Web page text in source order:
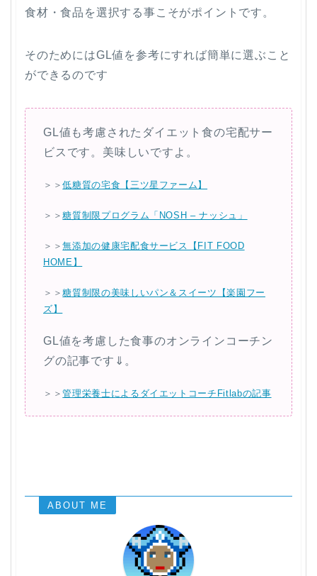
食材・食品を選択する事こそがポイントです。
そのためにはGL値を参考にすれば簡単に選ぶこと
ができるのです
GL値も考慮されたダイエット食の宅配サー
ビスです。美味しいですよ。
＞＞低糖質の宅食【三ツ星ファーム】
＞＞糖質制限プログラム「NOSH – ナッシュ」
＞＞無添加の健康宅配食サービス【FIT FOOD
HOME】
＞＞糖質制限の美味しいパン＆スイーツ【楽園フー
ズ】
GL値を考慮した食事のオンラインコーチン
グの記事です⇓。
＞＞管理栄養士によるダイエットコーチFitlabの記事
ABOUT ME